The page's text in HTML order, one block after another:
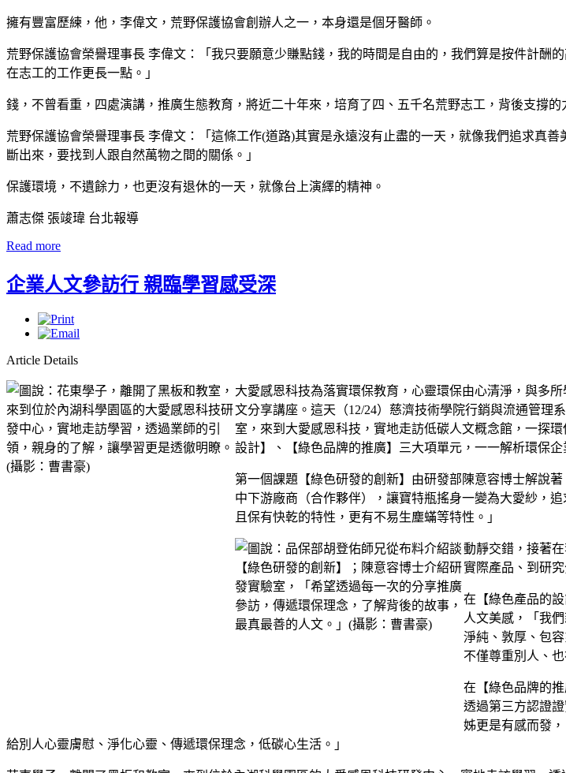
擁有豐富歷練，他，李偉文，荒野保護協會創辦人之一，本身還是個牙醫師。
荒野保護協會榮譽理事長 李偉文：「我只要願意少賺點錢，我的時間是自由的，我們算是按件計酬
在志工的工作更長一點。」
錢，不曾看重，四處演講，推廣生態教育，將近二十年來，培育了四、五千名荒野志工，背後支撐的
荒野保護協會榮譽理事長 李偉文：「這條工作(道路)其實是永遠沒有止盡的一天，就像我們追求真
斷出來，要找到人跟自然萬物之間的關係。」
保護環境，不遺餘力，也更沒有退休的一天，就像台上演繹的精神。
蕭志傑 張竣瑋 台北報導
Read more
企業人文參訪行 親臨學習感受深
Article Details
大愛感恩科技為落實環保教育，心靈環保由心清淨，與多
文分享講座。這天（12/24）慈濟技術學院行銷與流通管理
室，來到大愛感恩科技，實地走訪低碳人文概念館，一探
設計】、【綠色品牌的推廣】三大項單元，一一解析環保企
第一個課題【綠色研發的創新】由研發部陳意容博士解說
中下游廠商（合作夥伴），讓寶特瓶搖身一變為大愛紗，
且保有快乾的特性，更有不易生塵蟎等特性。」
動靜交錯，接著
實際產品、到研
在【綠色產品的
人文美感，「我
淨純、敦厚、包
不僅尊重別人、
在【綠色品牌的
透過第三方認證
姊更是有感而發
給別人心靈膚慰、淨化心靈、傳遞環保理念，低碳心生活。」